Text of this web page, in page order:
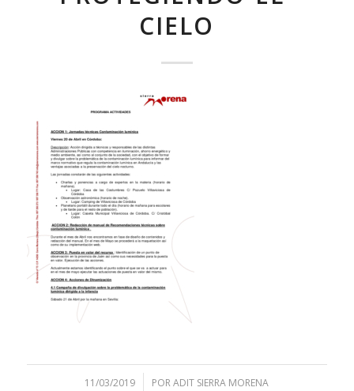
CIELO
11/03/2019
/ PORADIT SIERRA MORENA